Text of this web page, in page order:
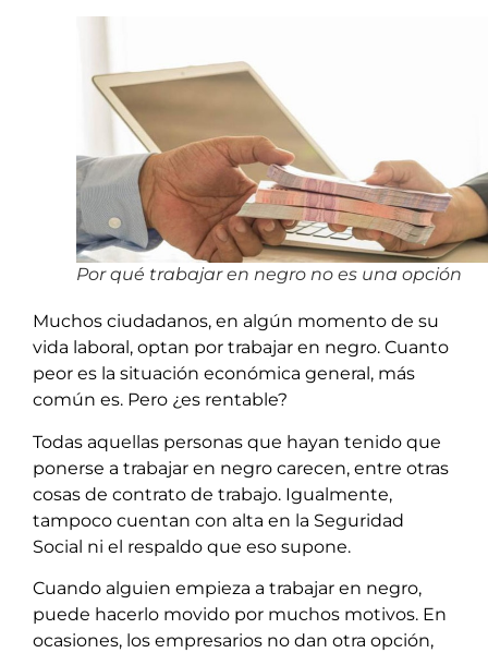
Por qué trabajar en negro no es una opción
Muchos ciudadanos, en algún momento de su
vida laboral, optan por trabajar en negro. Cuanto
peor es la situación económica general, más
común es. Pero ¿es rentable?
Todas aquellas personas que hayan tenido que
ponerse a trabajar en negro carecen, entre otras
cosas de contrato de trabajo. Igualmente,
tampoco cuentan con alta en la Seguridad
Social ni el respaldo que eso supone.
Cuando alguien empieza a trabajar en negro,
puede hacerlo movido por muchos motivos. En
ocasiones, los empresarios no dan otra opción,